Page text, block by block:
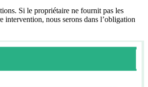
Si le propriétaire ne fournit pas les
intervention, nous serons dans l’obligation